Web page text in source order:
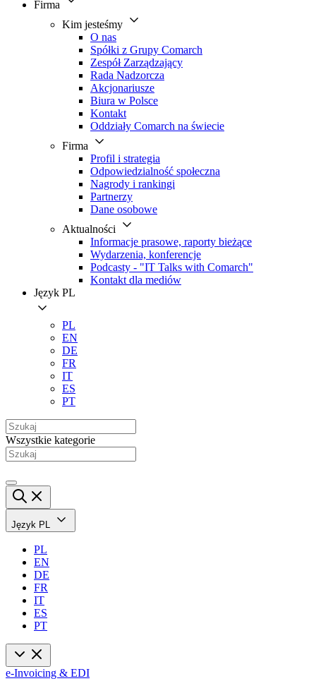
Firma
Kim jesteśmy
O nas
Spółki z Grupy Comarch
Zespół Zarządzający
Rada Nadzorcza
Akcjonariusze
Biura w Polsce
Kontakt
Oddziały Comarch na świecie
Firma
Profil i strategia
Odpowiedzialność społeczna
Nagrody i rankingi
Partnerzy
Dane osobowe
Aktualności
Informacje prasowe, raporty bieżące
Wydarzenia, konferencje
Podcasty - "IT Talks with Comarch"
Kontakt dla mediów
Język PL
PL
EN
DE
FR
IT
ES
PT
Wszystkie kategorie
Język PL
PL
EN
DE
FR
IT
ES
PT
e-Invoicing & EDI